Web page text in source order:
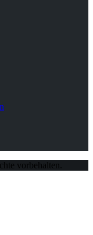
vorbehalten.